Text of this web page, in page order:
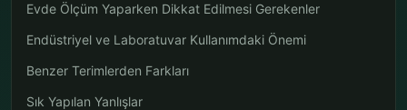
Evde Ölçüm Yaparken Dikkat Edilmesi Gerekenler
Endüstriyel ve Laboratuvar Kullanımdaki Önemi
Benzer Terimlerden Farkları
Sık Yapılan Yanlışlar